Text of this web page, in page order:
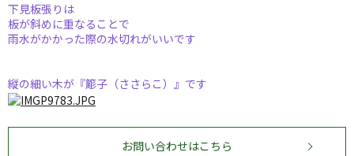
下見板張りは
板が斜めに重なることで
雨水がかかった際の水切れがいいです
縦の細い木が『簓子（ささらこ）』です
お問い合わせはこちら